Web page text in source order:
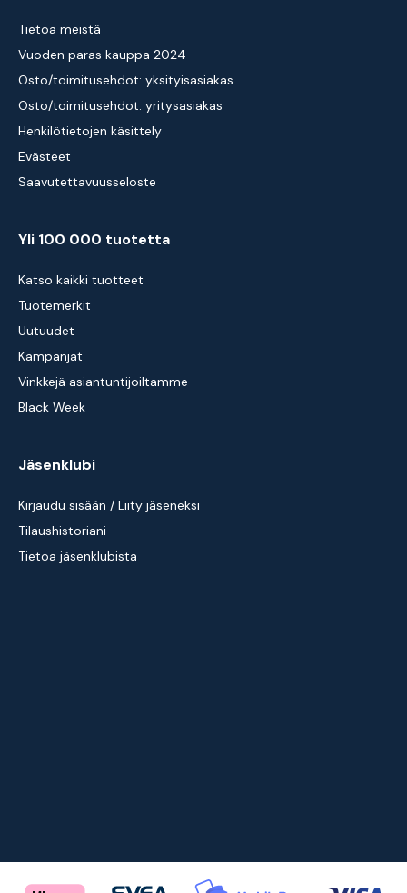
Tietoa meistä
Vuoden paras kauppa 2024
Osto/toimitusehdot: yksityisasiakas
Osto/toimitusehdot: yritysasiakas
Henkilötietojen käsittely
Evästeet
Saavutettavuusseloste
Yli 100 000 tuotetta
Katso kaikki tuotteet
Tuotemerkit
Uutuudet
Kampanjat
Vinkkejä asiantuntijoiltamme
Black Week
Jäsenklubi
Kirjaudu sisään / Liity jäseneksi
Tilaushistoriani
Tietoa jäsenklubista